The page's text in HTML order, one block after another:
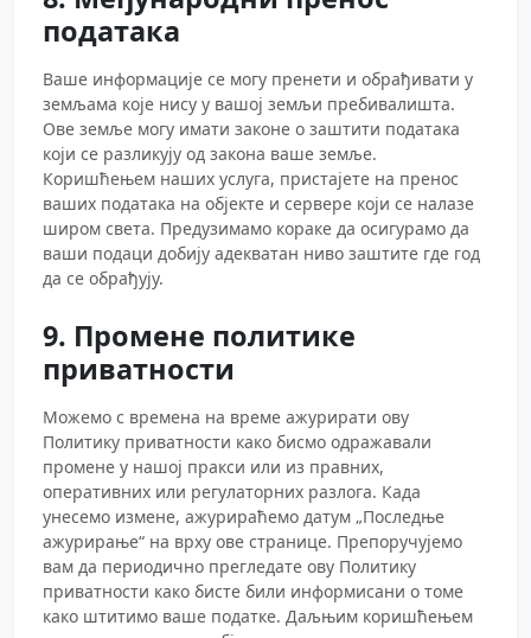
података
Ваше информације се могу пренети и обрађивати у
земљама које нису у вашој земљи пребивалишта.
Ове земље могу имати законе о заштити података
који се разликују од закона ваше земље.
Коришћењем наших услуга, пристајете на пренос
ваших података на објекте и сервере који се налазе
широм света. Предузимамо кораке да осигурамо да
ваши подаци добију адекватан ниво заштите где год
да се обрађују.
9. Промене политике
приватности
Можемо с времена на време ажурирати ову
Политику приватности како бисмо одражавали
промене у нашој пракси или из правних,
оперативних или регулаторних разлога. Када
унесемо измене, ажурираћемо датум „Последње
ажурирање“ на врху ове странице. Препоручујемо
вам да периодично прегледате ову Политику
приватности како бисте били информисани о томе
како штитимо ваше податке. Даљњим коришћењем